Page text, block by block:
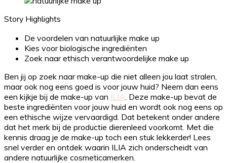
Story Highlights
De voordelen van natuurlijke make up
Kies voor biologische ingrediënten
Zoek naar ethisch verantwoordelijke make up
Ben jij op zoek naar make-up die niet alleen jou laat stralen,
maar ook nog eens goed is voor jouw huid? Neem dan eens
een kijkje bij de make-up van ILIA . Deze make-up bevat de
beste ingrediënten voor jouw huid en wordt ook nog eens op
een ethische wijze vervaardigd. Dat betekent onder andere
dat het merk bij de productie dierenleed voorkomt. Met die
kennis draag je de make-up toch een stuk lekkerder! Lees
snel verder en ontdek waarin ILIA zich onderscheidt van
andere natuurlijke cosmeticamerken.